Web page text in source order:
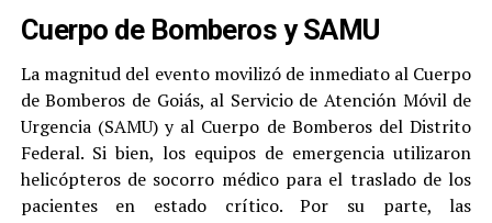
Cuerpo de Bomberos y SAMU
La magnitud del evento movilizó de inmediato al Cuerpo
de Bomberos de Goiás, al Servicio de Atención Móvil de
Urgencia (SAMU) y al Cuerpo de Bomberos del Distrito
Federal. Si bien, los equipos de emergencia utilizaron
helicópteros de socorro médico para el traslado de los
pacientes en estado crítico. Por su parte, las